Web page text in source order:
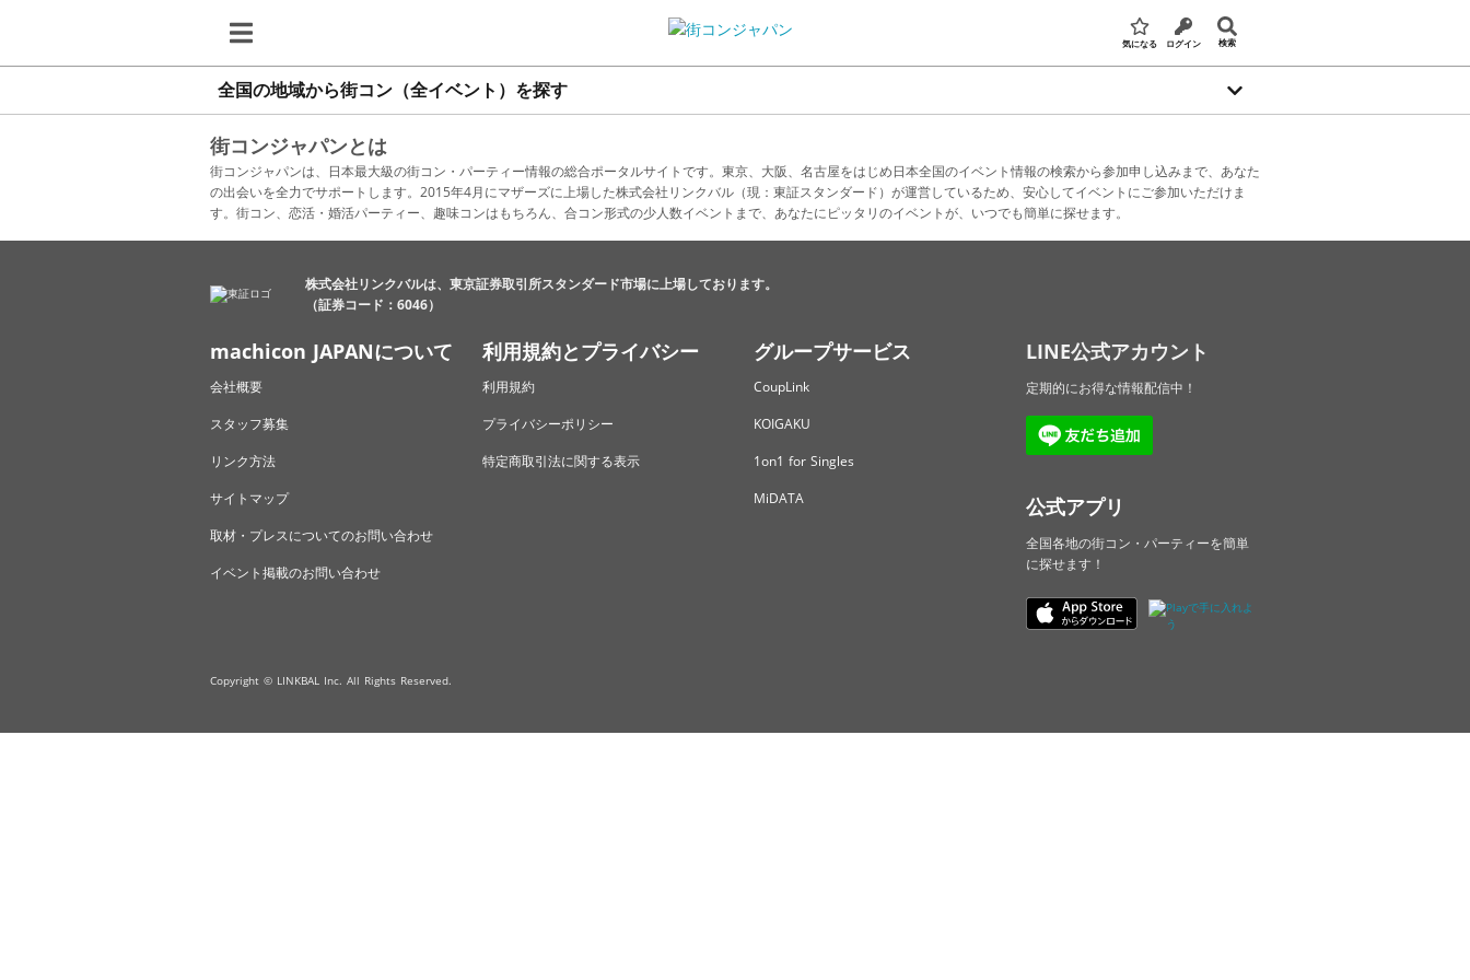
気になる ログイン 検索
全国の地域から街コン（全イベント）を探す
街コンジャパンとは
街コンジャパンは、日本最大級の街コン・パーティー情報の総合ポータルサイトです。東京、大阪、名古屋をはじめ日本全国のイベント情報の検索から参加申し込みまで、あなた
の出会いを全力でサポートします。2015年4月にマザーズに上場した株式会社リンクバル（現：東証スタンダード）が運営しているため、安心してイベントにご参加いただけま
す。街コン、恋活・婚活パーティー、趣味コンはもちろん、合コン形式の少人数イベントまで、あなたにピッタリのイベントが、いつでも簡単に探せます。
株式会社リンクバルは、東京証券取引所スタンダード市場に上場しております。
（証券コード：6046）
machicon JAPANについて
会社概要
スタッフ募集
リンク方法
サイトマップ
取材・プレスについてのお問い合わせ
イベント掲載のお問い合わせ
利用規約とプライバシー
利用規約
プライバシーポリシー
特定商取引法に関する表示
グループサービス
CoupLink
KOIGAKU
1on1 for Singles
MiDATA
LINE公式アカウント
定期的にお得な情報配信中！
公式アプリ
全国各地の街コン・パーティーを簡単
に探せます！
Copyright © LINKBAL Inc. All Rights Reserved.